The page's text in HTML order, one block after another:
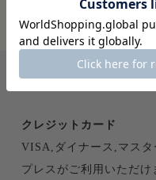
クレジットカード
VISA,ダイナース,マスタ
プレスがご利用いただけ